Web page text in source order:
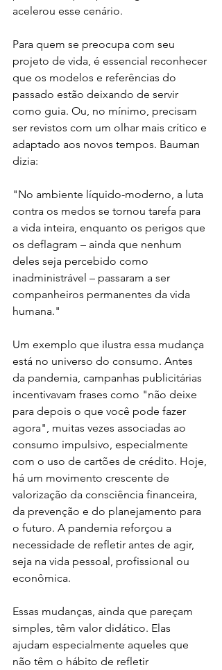
acelerou esse cenário.
Para quem se preocupa com seu
projeto de vida, é essencial reconhecer
que os modelos e referências do
passado estão deixando de servir
como guia. Ou, no mínimo, precisam
ser revistos com um olhar mais crítico e
adaptado aos novos tempos. Bauman
dizia:
"No ambiente líquido-moderno, a luta
contra os medos se tornou tarefa para
a vida inteira, enquanto os perigos que
os deflagram – ainda que nenhum
deles seja percebido como
inadministrável – passaram a ser
companheiros permanentes da vida
humana."
Um exemplo que ilustra essa mudança
está no universo do consumo. Antes
da pandemia, campanhas publicitárias
incentivavam frases como "não deixe
para depois o que você pode fazer
agora", muitas vezes associadas ao
consumo impulsivo, especialmente
com o uso de cartões de crédito. Hoje,
há um movimento crescente de
valorização da consciência financeira,
da prevenção e do planejamento para
o futuro. A pandemia reforçou a
necessidade de refletir antes de agir,
seja na vida pessoal, profissional ou
econômica.
Essas mudanças, ainda que pareçam
simples, têm valor didático. Elas
ajudam especialmente aqueles que
não têm o hábito de refletir